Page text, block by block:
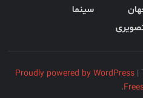
سینما
Proudly powered by WordPress |
.